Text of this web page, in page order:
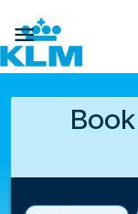
